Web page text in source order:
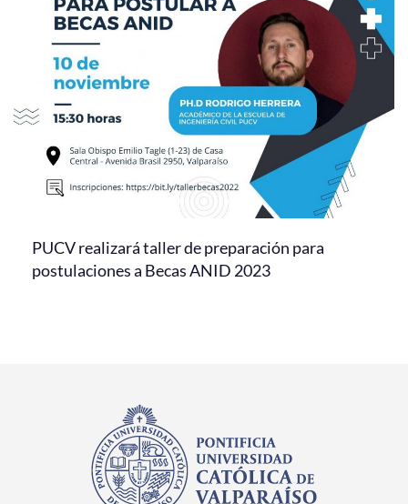
PUCV realizará taller de preparación para
postulaciones a Becas ANID 2023